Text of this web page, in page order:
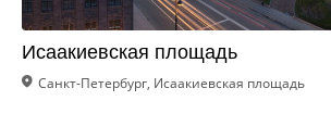
Исаакиевская площадь
Санкт-Петербург, Исаакиевская площадь